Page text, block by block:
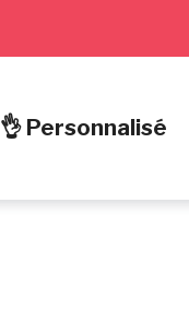
👌 Personnalisé